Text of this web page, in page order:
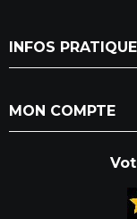
INFOS
MON COMPTE